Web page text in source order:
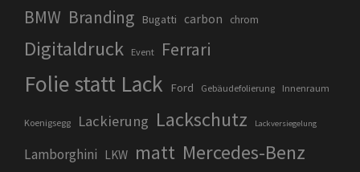
BMW Branding Bugatti carbon chrom
Digitaldruck Event Ferrari
Folie statt Lack Ford Gebäudefolierung Innenraum
Koenigsegg Lackierung Lackschutz Lackversiegelung
Lamborghini LKW matt Mercedes-Benz